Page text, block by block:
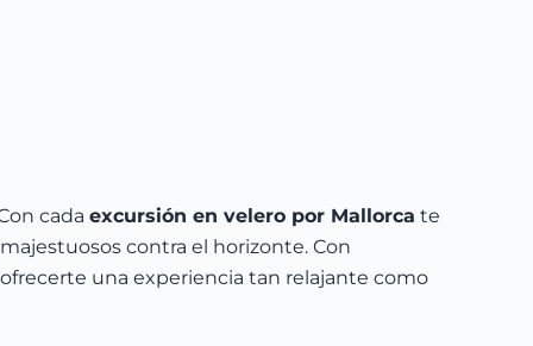
cada excursión en velero por Mallorca te
contra el horizonte. Con
una experiencia tan relajante como